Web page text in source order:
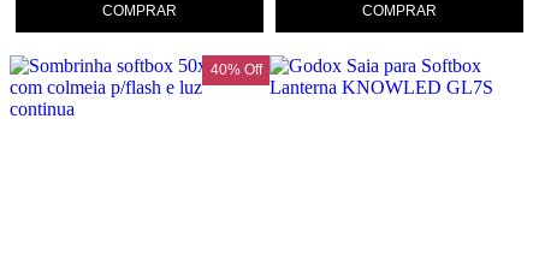
COMPRAR COMPRAR
40% Off